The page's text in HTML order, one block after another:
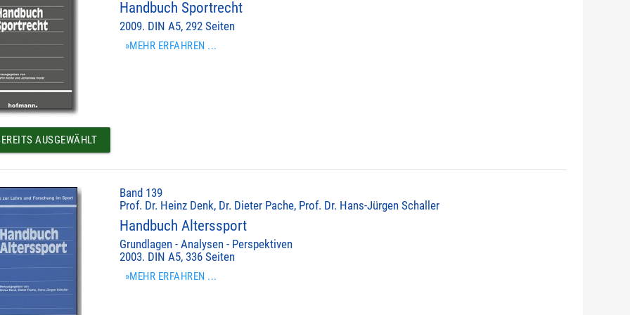
Handbuch Sportrecht
2009. DIN A5, 292 Seiten
»MEHR ERFAHREN ...
AUSGEWÄHLT
Band 139
Prof. Dr. Heinz Denk, Dr. Dieter Pache, Prof. Dr. Hans-Jürgen Schaller
Handbuch Alterssport
Grundlagen - Analysen - Perspektiven
2003. DIN A5, 336 Seiten
»MEHR ERFAHREN ...